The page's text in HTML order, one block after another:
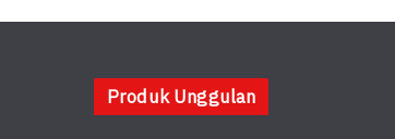
Produk Unggulan